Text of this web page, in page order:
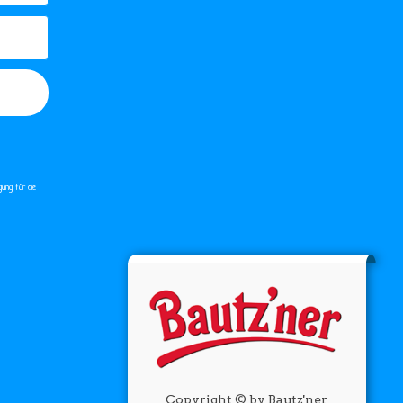
für die
Copyright © by Bautz'ner